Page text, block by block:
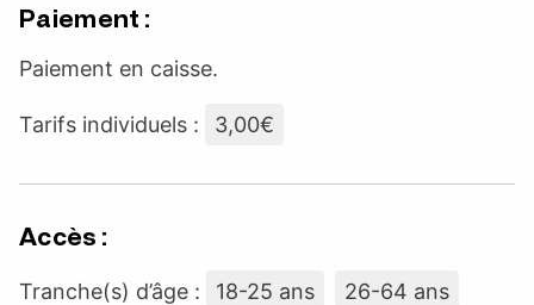
Paiement :
Paiement en caisse.
Tarifs individuels : 3,00€
Accès :
Tranche(s) d’âge : 18-25 ans
26-64 ans